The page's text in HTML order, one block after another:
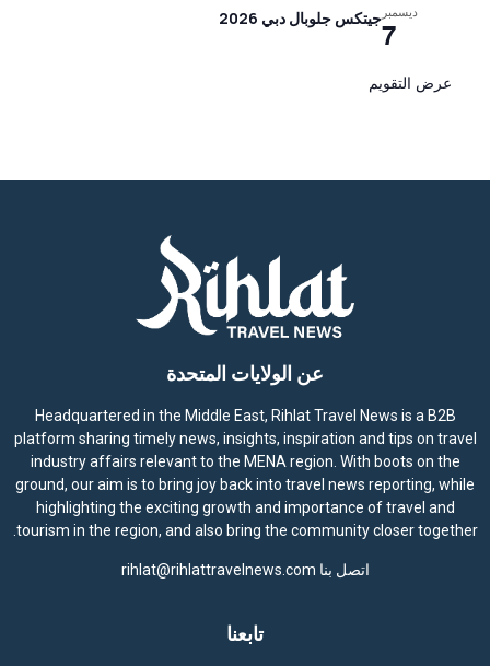
ديسمبر
7جيتكس جلوبال دبي 2026
عرض التقويم
عن الولايات المتحدة
Headquartered in the Middle East, Rihlat Travel News is a B2B
platform sharing timely news, insights, inspiration and tips on travel
industry affairs relevant to the MENA region. With boots on the
ground, our aim is to bring joy back into travel news reporting, while
highlighting the exciting growth and importance of travel and
tourism in the region, and also bring the community closer together.
اتصل بنا rihlat@rihlattravelnews.com
تابعنا